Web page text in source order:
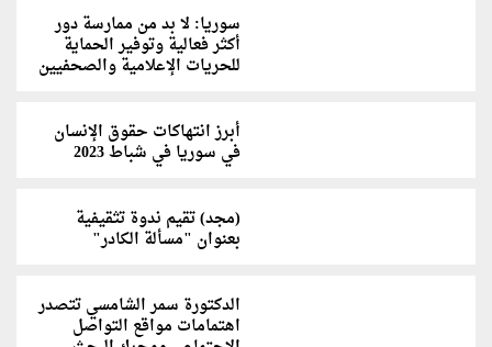
سوريا: لا بد من ممارسة دور
أكثر فعالية وتوفير الحماية
للحريات الإعلامية والصحفيين
أبرز انتهاكات حقوق الإنسان
في سوريا في شباط 2023
(مجد) تقيم ندوة تثقيفية
بعنوان "مسألة الكادر"
الدكتورة سمر الشامسي تتصدر
اهتمامات مواقع التواصل